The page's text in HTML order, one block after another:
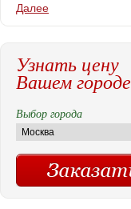
Далее
Узнать цену
Вашем городе
Выбор города